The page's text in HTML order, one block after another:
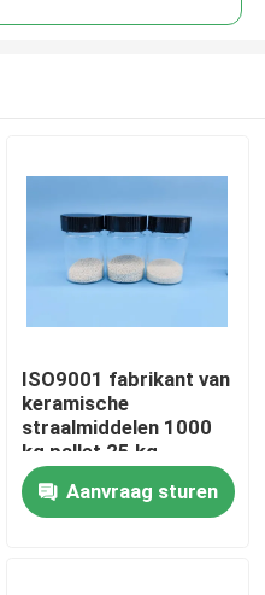
ISO9001 fabrikant van
keramische
straalmiddelen 1000
kg pallet 25 kg
vatenpakket 125-250
μm keramische
straalkorrel B60 B120
Aanvraag sturen